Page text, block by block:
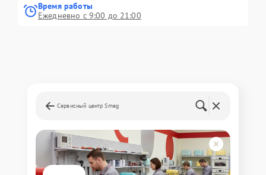
Время работы
Ежедневно с 9:00 до 21:00
Сервисный центр Smeg